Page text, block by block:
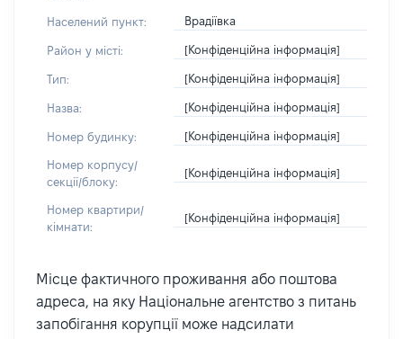
Населений пункт: Врадіївка
Район у місті: [Конфіденційна інформація]
Тип: [Конфіденційна інформація]
Назва: [Конфіденційна інформація]
Номер будинку: [Конфіденційна інформація]
Номер корпусу/
секції/блоку:
[Конфіденційна інформація]
Номер квартири/
кімнати:
[Конфіденційна інформація]
Місце фактичного проживання або поштова
адреса, на яку Національне агентство з питань
запобігання корупції може надсилати